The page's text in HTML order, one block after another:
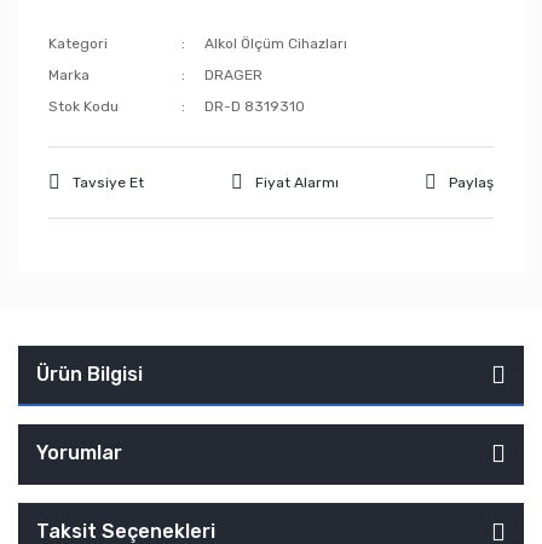
Kategori
Alkol Ölçüm Cihazları
Marka
DRAGER
Stok Kodu
DR-D 8319310
Tavsiye Et Fiyat Alarmı Paylaş
Ürün Bilgisi
Yorumlar
Taksit Seçenekleri